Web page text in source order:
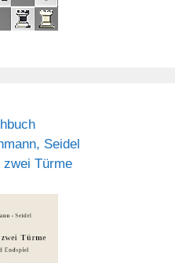
Seidel
zwei Türme